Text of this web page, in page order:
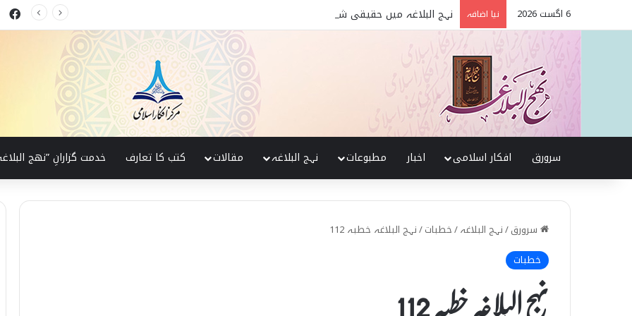
6 اگست 2026 نیا اضافہ نہج البلاغہ میں حقیقی شیعہ کی پہچان
سرورق افکار اسلامی اخبار مطبوعات نہج البلاغہ مقالات کتب کا تعارف خدمت گزارانِ ”نھج
سرورق/نہج البلاغہ/خطبات/نہج البلاغہ خطبہ 112
خطبات